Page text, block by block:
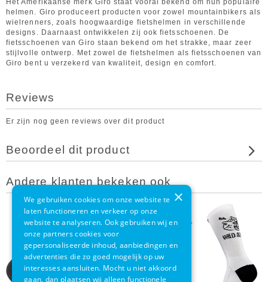
Het Amerikaanse merk Giro staat vooral bekend om hun populaire
helmen. Giro produceert producten voor zowel mountainbikers als
wielrenners, zoals hoogwaardige fietshelmen in verschillende
designs. Daarnaast ontwikkelen zij ook fietsschoenen. De
fietsschoenen van Giro staan bekend om het strakke, maar zeer
stijlvolle ontwerp. Met zowel de fietshelmen als fietsschoenen van
Giro bent u verzekerd van kwaliteit, design en comfort.
Reviews
Er zijn nog geen reviews over dit product
Beoordeel dit product
Andere klanten bekeken ook
×
We gebruiken cookies om onze website te
laten functioneren en verkeer op onze
website te analyseren. Ook gebruiken wij en
onze partners cookies voor
gepersonaliseerde inhoud, aanbiedingen en
advertenties die zo goed mogelijk op uw
interesses aansluiten. Mocht u niet akkoord
gaan, dan plaatsen wij alleen functionele